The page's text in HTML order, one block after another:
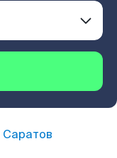
Саратов